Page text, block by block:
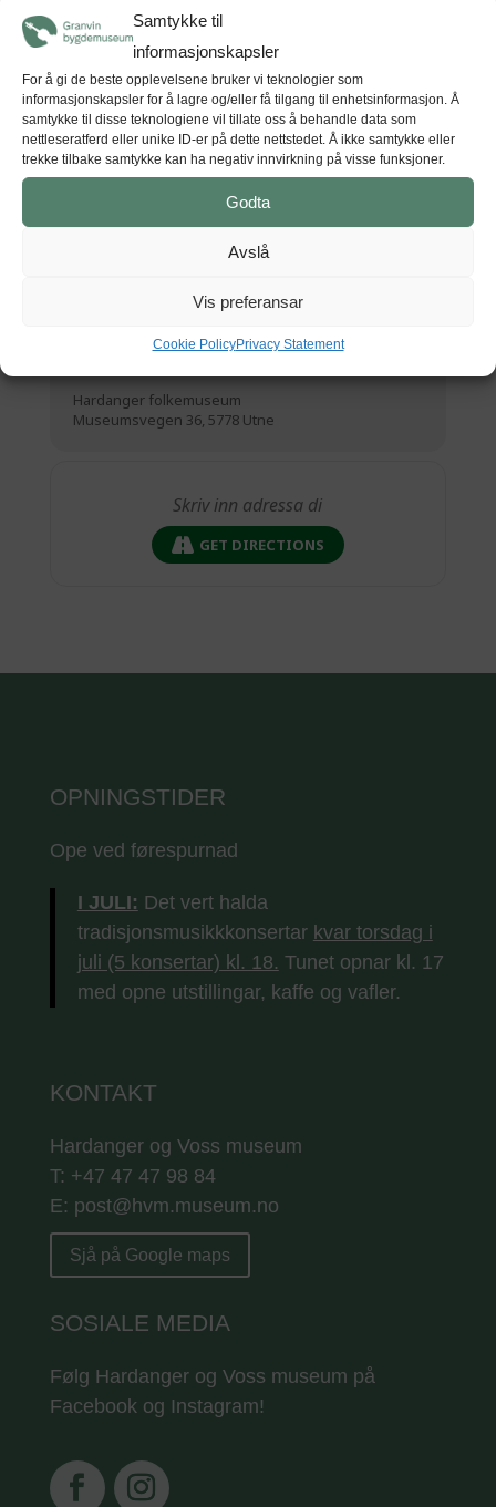
Samtykke til
informasjonskapsler
For å gi de beste opplevelsene bruker vi teknologier som
informasjonskapsler for å lagre og/eller få tilgang til enhetsinformasjon. Å
samtykke til disse teknologiene vil tillate oss å behandle data som
nettleseratferd eller unike ID-er på dette nettstedet. Å ikke samtykke eller
trekke tilbake samtykke kan ha negativ innvirkning på visse funksjoner.
Godta
Avslå
Vis preferansar
Cookie PolicyPrivacy Statement
For spørsmål, ta gjerne kontakt med Agnete
Sivertsen, agnete.sivertsen@hvm.museum.no
/95934698
Pris: Kr 3200,- for medlem i Folgefonn/Norges
husflidslag, 3700,- for ikkje-medlem. Kurset
inkluderer kaffi, kaker og varm lunsj begge dagane.
Tid
15 (Laurdag) 09:30 - 16 (Sundag) 17:00
Hardanger folkemuseum
Museumsvegen 36, 5778 Utne
GET DIRECTIONS
OPNINGSTIDER
Ope ved førespurnad
I JULI: Det vert halda
tradisjonsmusikkkonsertar kvar torsdag i
juli (5 konsertar) kl. 18. Tunet opnar kl. 17
med opne utstillingar, kaffe og vafler.
KONTAKT
Hardanger og Voss museum
T: +47 47 47 98 84
E: post@hvm.museum.no
Sjå på Google maps
SOSIALE MEDIA
Følg Hardanger og Voss museum på
Facebook og Instagram!